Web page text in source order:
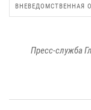
ВНЕВЕДОМСТВЕННАЯ
Пресс-служба